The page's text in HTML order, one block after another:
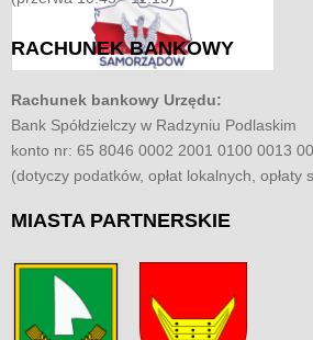
RACHUNEKBANKOWY
Rachunek bankowy Urzędu:
Bank Spółdzielczy w Radzyniu Podlaskim
konto nr: 65 8046 0002 2001 0100 0013
(dotyczy podatków, opłat lokalnych, opłaty
MIASTA PARTNERSKIE